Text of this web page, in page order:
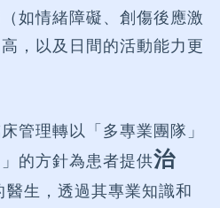
如情緒障礙、創傷後應激
，以及日間的活動能力更
管理轉以「多專業團隊」
的方針為患者提供治
醫生，透過其專業知識和